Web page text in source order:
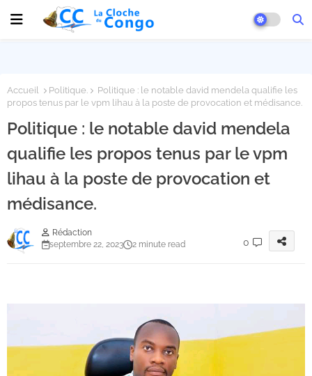
Accueil Politique.
Politique : le notable david mendela qualifie les
propos tenus par le vpm lihau à la poste de provocation et médisance.
Politique : le notable david mendela
qualifie les propos tenus par le vpm
lihau à la poste de provocation et
médisance.
Rédaction
septembre 22, 2023
2 minute read 0